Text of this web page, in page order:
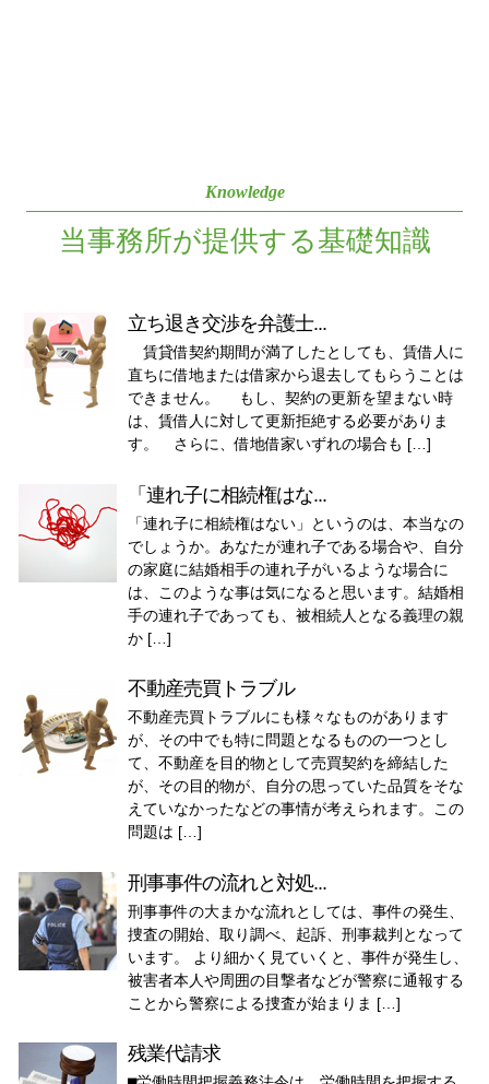
Knowledge
当事務所が提供する基礎知識
立ち退き交渉を弁護士...
賃貸借契約期間が満了したとしても、賃借人に
直ちに借地または借家から退去してもらうことは
できません。 もし、契約の更新を望まない時
は、賃借人に対して更新拒絶する必要がありま
す。 さらに、借地借家いずれの場合も […]
「連れ子に相続権はな...
「連れ子に相続権はない」というのは、本当なの
でしょうか。あなたが連れ子である場合や、自分
の家庭に結婚相手の連れ子がいるような場合に
は、このような事は気になると思います。結婚相
手の連れ子であっても、被相続人となる義理の親
か […]
不動産売買トラブル
不動産売買トラブルにも様々なものがあります
が、その中でも特に問題となるものの一つとし
て、不動産を目的物として売買契約を締結した
が、その目的物が、自分の思っていた品質をそな
えていなかったなどの事情が考えられます。この
問題は […]
刑事事件の流れと対処...
刑事事件の大まかな流れとしては、事件の発生、
捜査の開始、取り調べ、起訴、刑事裁判となって
います。 より細かく見ていくと、事件が発生し、
被害者本人や周囲の目撃者などが警察に通報する
ことから警察による捜査が始まりま […]
残業代請求